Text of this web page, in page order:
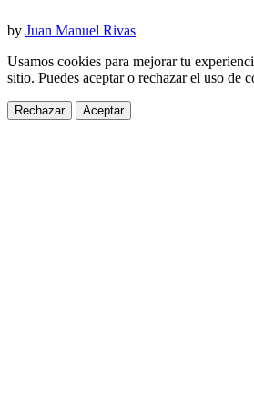
by Juan Manuel Rivas
Usamos cookies para mejorar tu
sitio. Puedes aceptar o rechazar el uso de
Rechazar Aceptar